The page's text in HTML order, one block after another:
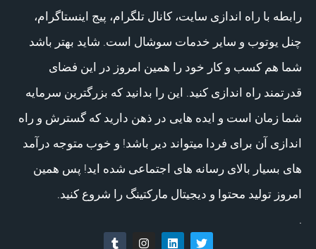
رابطه با راه اندازی سایت، کانال تلگرام، پیج اینستاگرام،
چنل یوتوب و سایر خدمات سوشال است. شاید بهتر باشد
شما هم کسب و کار خود را همین امروز در این فضای
قدرتمند راه اندازی کنید. این را بدانید که بزرگترین سرمایه
شما زمان است و ایده هایی در ذهن دارید که گسترش و راه
اندازی آن برای فردا میتواند دیر باشد! و خوب متوجه درآمد
های بسیار بالای رسانه های اجتماعی شده اید! پس همین
امروز تولید محتوا و دیجیتال مارکتینگ را شروع کنید.
.